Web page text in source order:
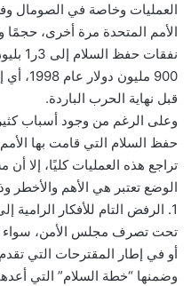
العمليات وخاصة في الصومال
الأمم المتحدة مرة أخرى، حجمًا
900
قبل نهاية الحرب الباردة.
وعلى الرغم من وجود أسباب
حفظ السلام التي قامت بها
تراجع هذه العمليات كليًا، إلا
الوضع تعتبر هي الأهم والأخطر
1. الرفض التام للأفكار
أو في إطار المقترحات التي تقدم
وضمنها “خطة السلام” التي